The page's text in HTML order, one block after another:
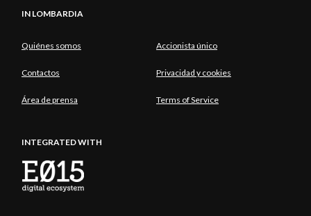
IN LOMBARDIA
Quiénes somos Accionista único
Contactos Privacidad y cookies
Área de prensa Terms of Service
INTEGRATED WITH